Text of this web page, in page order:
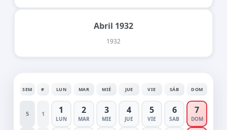
Abril 1932
1932
SEM # LUN MAR MIÉ JUE VIE SÁB DOM
5 1 1
LUN
2
MAR
3
MIE
4
JUE
5
VIE
6
SAB
7
DOM